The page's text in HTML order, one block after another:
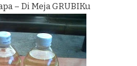
– Di Meja GRUBIKu